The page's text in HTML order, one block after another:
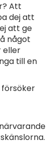
Att
dej att
att ge
något
eller
till en
försöker